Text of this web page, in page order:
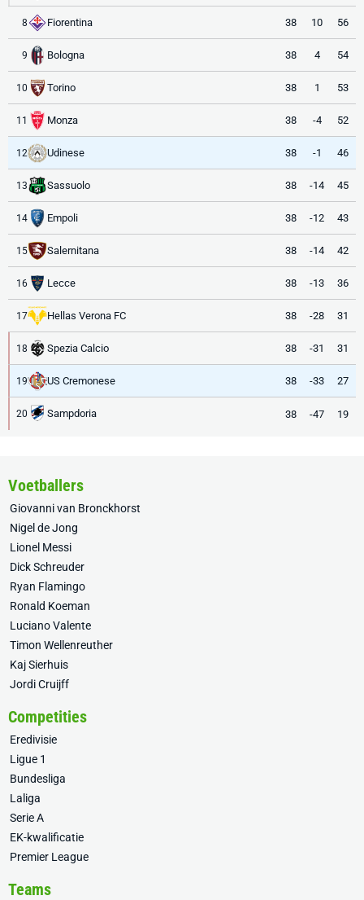
8 Fiorentina 38 10 56
9 Bologna 38 4 54
10 Torino 38 1 53
11 Monza 38 -4 52
12 Udinese 38 -1 46
13 Sassuolo 38 -14 45
14 Empoli 38 -12 43
15 Salernitana 38 -14 42
16 Lecce 38 -13 36
17 Hellas Verona FC 38 -28 31
18 Spezia Calcio 38 -31 31
19 US Cremonese 38 -33 27
20 Sampdoria 38 -47 19
Voetballers
Giovanni van Bronckhorst
Nigel de Jong
Lionel Messi
Dick Schreuder
Ryan Flamingo
Ronald Koeman
Luciano Valente
Timon Wellenreuther
Kaj Sierhuis
Jordi Cruijff
Competities
Eredivisie
Ligue 1
Bundesliga
Laliga
Serie A
EK-kwalificatie
Premier League
Teams